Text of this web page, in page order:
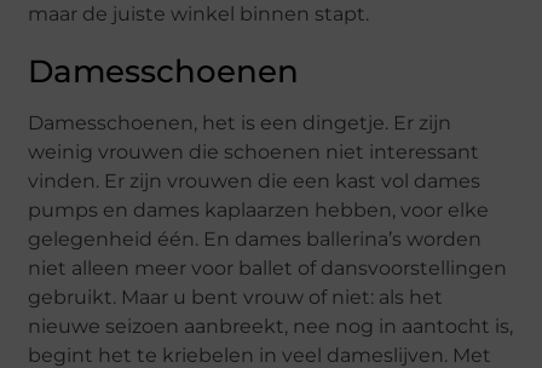
maar de juiste winkel binnen stapt.
Damesschoenen
Damesschoenen, het is een dingetje. Er zijn
weinig vrouwen die schoenen niet interessant
vinden. Er zijn vrouwen die een kast vol dames
pumps en dames kaplaarzen hebben, voor elke
gelegenheid één. En dames ballerina’s worden
niet alleen meer voor ballet of dansvoorstellingen
gebruikt. Maar u bent vrouw of niet: als het
nieuwe seizoen aanbreekt, nee nog in aantocht is,
begint het te kriebelen in veel dameslijven. Met